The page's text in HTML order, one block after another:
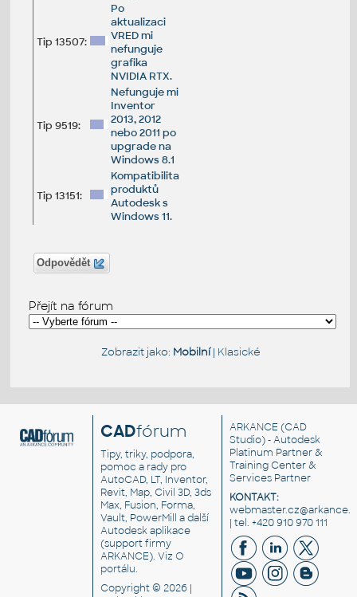
Tip 13507:
Po
aktualizaci
VRED mi
nefunguje
grafika
NVIDIA RTX.
Tip 9519:
Nefunguje mi
Inventor
2013, 2012
nebo 2011 po
upgrade na
Windows 8.1
Tip 13151:
Kompatibilita
produktů
Autodesk s
Windows 11.
Odpovědět
Přejít na fórum
Zobrazit jako: Mobilní| Klasické
CADfórum
Tipy, triky, podpora,
pomoc a rady pro
AutoCAD, LT, Inventor,
Revit, Map, Civil 3D, 3ds
Max, Fusion, Forma,
Vault, PowerMill a další
Autodesk aplikace
(support firmy
ARKANCE). VizO
portálu.
Copyright © 2026 |
ARKANCE (CAD
Studio) - Autodesk
Platinum Partner &
Training Center &
Services Partner
KONTAKT:
| tel. +420 910 970 111